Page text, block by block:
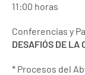
11:00 horas
Conferencias y
DESAFIÓS DE LA
* Procesos del